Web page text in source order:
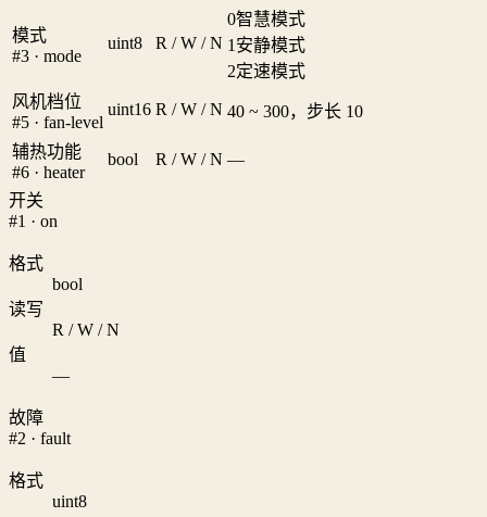
模式
#3 · mode
uint8 R / W / N
0智慧模式
1 安静模式
2定速模式
风机档位
#5 · fan-level
uint16 R / W / N 40 ~ 300，步长 10
辅热功能
#6 · heater
bool R / W / N —
开关
#1 · on
格式
bool
读写
R / W / N
值
—
故障
#2 · fault
格式
uint8